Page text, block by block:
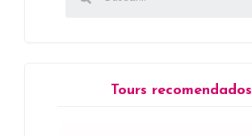
Tours recomendados